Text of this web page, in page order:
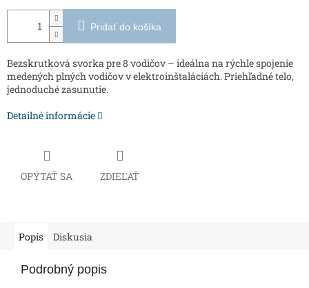
Pridať do košíka
Bezskrutková svorka pre 8 vodičov – ideálna na rýchle spojenie
medených plných vodičov v elektroinštaláciách. Priehľadné telo,
jednoduché zasunutie.
Detailné informácie
OPÝTAŤ SA ZDIEĽAŤ
Popis Diskusia
Podrobný popis